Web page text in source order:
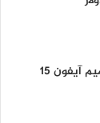
آيفون 15